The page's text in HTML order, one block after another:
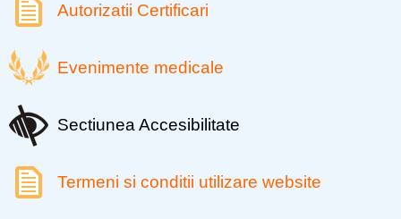
Autorizatii Certificari
Evenimente medicale
Sectiunea Accesibilitate
Termeni si conditii utilizare website